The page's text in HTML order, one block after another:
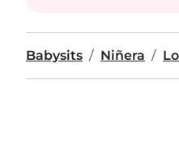
Babysits Niñera